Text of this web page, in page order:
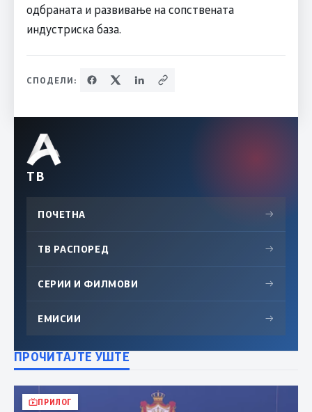
одбраната и развивање на сопствената
индустриска база.
СПОДЕЛИ:
ТВ
ПОЧЕТНА →
ТВ РАСПОРЕД →
СЕРИИ И ФИЛМОВИ →
ЕМИСИИ →
ПРОЧИТАЈТЕ УШТЕ
ПРИЛОГ